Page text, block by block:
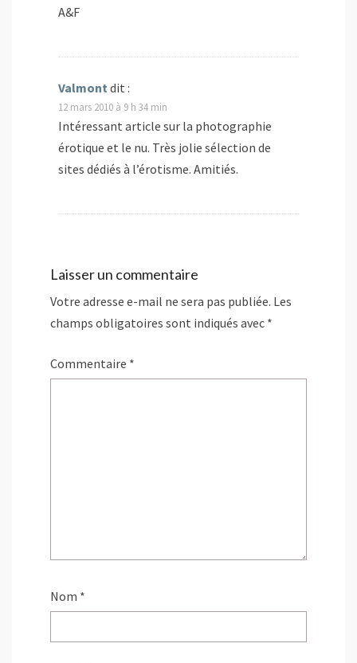
A&F
Valmont dit :
12 mars 2010 à 9 h 34 min
Intéressant article sur la photographie
érotique et le nu. Très jolie sélection de
sites dédiés à l’érotisme. Amitiés.
Laisser un commentaire
Votre adresse e-mail ne sera pas publiée. Les
champs obligatoires sont indiqués avec *
Commentaire *
Nom *